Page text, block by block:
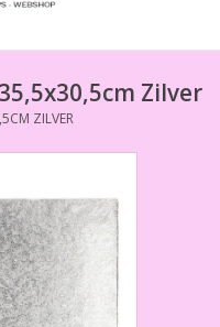
Zilver
ZILVER